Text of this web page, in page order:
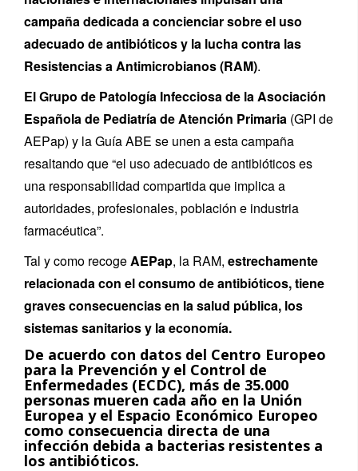
campaña dedicada a concienciar sobre el uso
adecuado de antibióticos y la lucha contra las
Resistencias a Antimicrobianos (RAM).
El Grupo de Patología Infecciosa de la Asociación
Española de Pediatría de Atención Primaria (GPI de
AEPap) y la Guía ABE se unen a esta campaña
resaltando que “el uso adecuado de antibióticos es
una responsabilidad compartida que implica a
autoridades, profesionales, población e industria
farmacéutica”.
Tal y como recogeAEPap, la RAM, estrechamente
relacionada con el consumo de antibióticos, tiene
graves consecuencias en la salud pública, los
sistemas sanitarios y la economía.
De acuerdo con datos del Centro Europeo
para la Prevención y el Control de
Enfermedades (ECDC), más de 35.000
personas mueren cada año en la Unión
Europea y el Espacio Económico Europeo
como consecuencia directa de una
infección debida a bacterias resistentes a
los antibióticos.